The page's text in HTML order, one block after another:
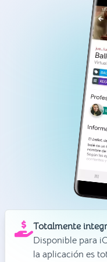
Totalmente
Disponible para
la aplicación es